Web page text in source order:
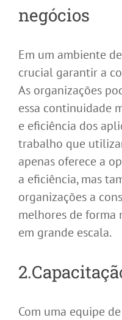
negócios
Em um ambiente
crucial garantir a
As organizações
essa continuidade
e eficiência dos
trabalho que
apenas oferece a
a eficiência, mas
organizações a
melhores de forma
em grande escala.
Com uma equipe